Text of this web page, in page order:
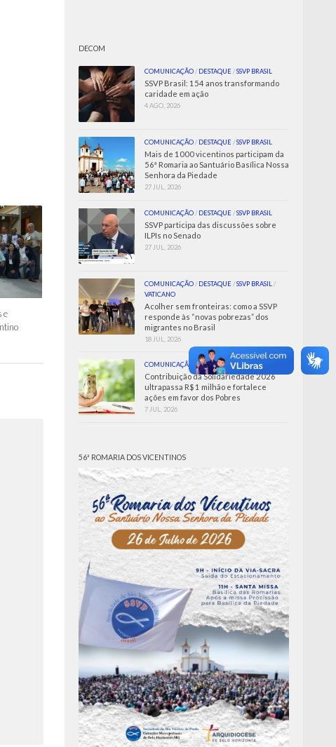
e
DECOM
COMUNICAÇÃO / DESTAQUE /SSVP BRASIL
SSVP Brasil: 154 anos transformando
caridade em ação
4 AGO, 2026
COMUNICAÇÃO / DESTAQUE /SSVP BRASIL
Mais de 1000 vicentinos participam da
56ª Romaria ao Santuário Basílica Nossa
Senhora da Piedade
27 JUL, 2026
COMUNICAÇÃO / DESTAQUE /SSVP BRASIL
SSVP participa das discussões sobre
ILPIs no Senado
27 JUL, 2026
COMUNICAÇÃO / DESTAQUE /SSVP BRASIL /
VATICANO
Acolher sem fronteiras: como a SSVP
responde às “novas pobrezas” dos
migrantes no Brasil
18 JUL, 2026
COMUNICAÇÃO /SSVP BRASIL
Contribuição da Solidariedade 2026
ultrapassa R$ 1 milhão e fortalece
ações em favor dos Pobres
7 JUL, 2026
56ª ROMARIA DOS VICENTINOS